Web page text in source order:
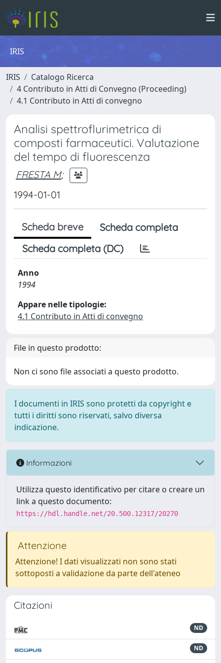
IRIS
IRIS
Catalogo Ricerca
4 Contributo in Atti di Convegno (Proceeding)
4.1 Contributo in Atti di convegno
Analisi spettroflurimetrica di
composti farmaceutici. Valutazione
del tempo di fluorescenza
FRESTA M;
1994-01-01
Scheda breve
Scheda completa
Scheda completa (DC)
Anno
1994
Appare nelle tipologie:
4.1 Contributo in Atti di convegno
File in questo prodotto:
Non ci sono file associati a questo prodotto.
I documenti in IRIS sono protetti da copyright e
tutti i diritti sono riservati, salvo diversa
indicazione.
Informazioni
Utilizza questo identificativo per citare o creare un
link a questo documento:
https://hdl.handle.net/20.500.12317/20270
Attenzione
Attenzione! I dati visualizzati non sono stati
sottoposti a validazione da parte dell'ateneo
Citazioni
ND
ND